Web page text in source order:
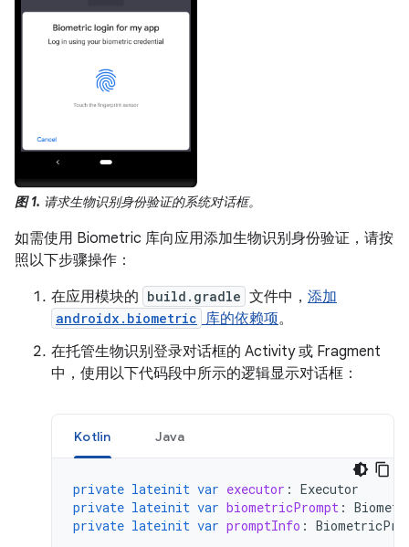
图 1. 请求生物识别身份验证的系统对话框。
如需使用 Biometric 库向应用添加生物识别身份验证，请按
照以下步骤操作：
在应用模块的 build.gradle 文件中， 添加
androidx.biometric 库的依赖项。
在托管生物识别登录对话框的 Activity 或 Fragment
中，使用以下代码段中所示的逻辑显示对话框：
Kotlin Java
private lateinit var executor : Executor
private lateinit var biometricPrompt :
private lateinit var promptInfo :